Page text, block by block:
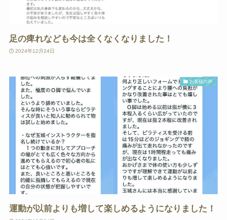
足の痺れなども今は全くなくなりました！
2024年12月24日
お客様の声
運動が以前よりも増して楽しめるようになりました！